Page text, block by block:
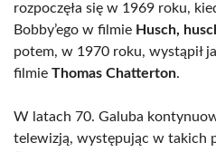
rozpoczęła się w 1969 roku,
Bobby’ego w filmie Husch,
potem, w 1970 roku, wystąpił
filmie Thomas Chatterton.
W latach 70. Galuba
telewizją, występując w takich